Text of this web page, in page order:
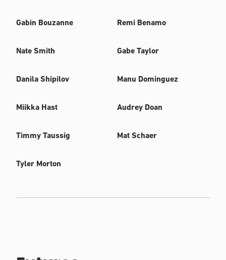
Gabin Bouzanne
Nate Smith
Danila Shipilov
Miikka Hast
Timmy Taussig
Tyler Morton
Remi Benamo
Gabe Taylor
Manu Dominguez
Audrey Doan
Mat Schaer